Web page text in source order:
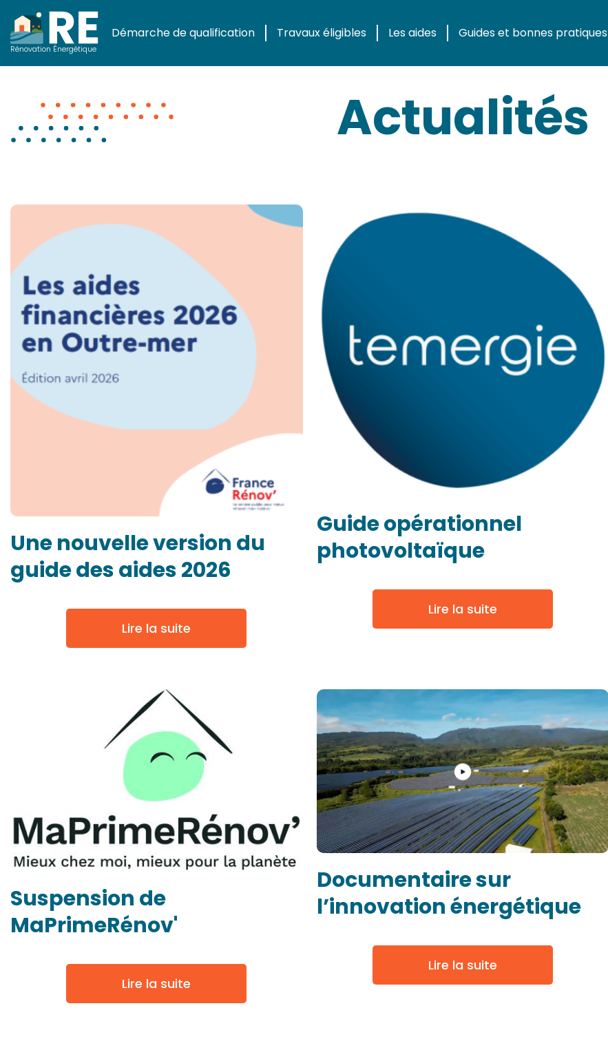
Rénovation Énergétique
Démarche de qualification Travaux éligibles Les aides
Guides et bonnes pratiques
Actualités
Une nouvelle version du
guide des aides 2026
Lire la suite
Guide opérationnel
photovoltaïque
Lire la suite
Suspension de
MaPrimeRénov'
Lire la suite
Documentaire sur
l’innovation énergétique
Lire la suite